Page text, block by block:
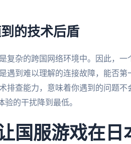
的技术后盾
复杂的跨国网络环境中。因此，一
遇到难以理解的连接故障，能否
排查能力，意味着你遇到的问题
的干扰降到最低。
国服游戏在日